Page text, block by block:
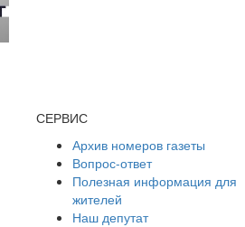
СЕРВИС
Архив номеров газеты
Вопрос-ответ
Полезная информация для
жителей
Наш депутат